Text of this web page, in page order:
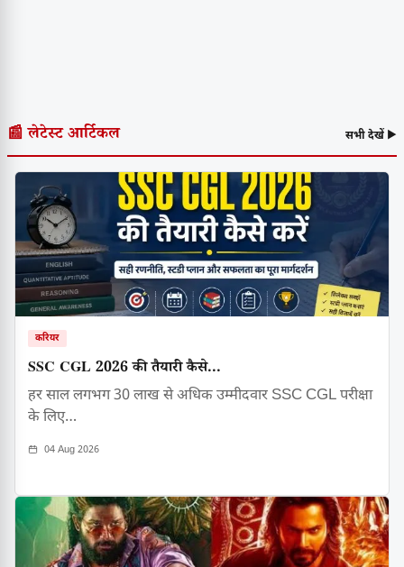
📰 लेटेस्ट आर्टिकल सभी देखें ▶
करियर
SSC CGL 2026 की तैयारी कैसे...
हर साल लगभग 30 लाख से अधिक उम्मीदवार SSC CGL परीक्षा
के लिए…
04 Aug 2026